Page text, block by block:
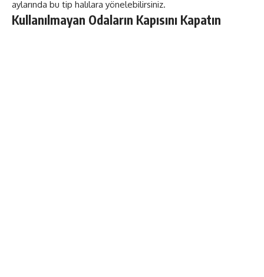
aylarında bu tip halılara yönelebilirsiniz.
Kullanılmayan Odaların Kapısını Kapatın